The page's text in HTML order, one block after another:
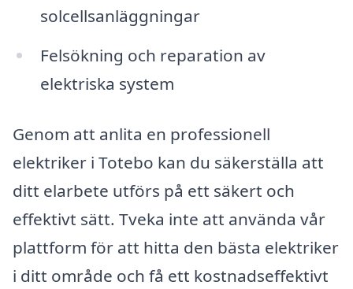
solcellsanläggningar
Felsökning och reparation av
elektriska system
Genom att anlita en professionell
elektriker i Totebo kan du säkerställa att
ditt elarbete utförs på ett säkert och
effektivt sätt. Tveka inte att använda vår
plattform för att hitta den bästa elektriker
i ditt område och få ett kostnadseffektivt